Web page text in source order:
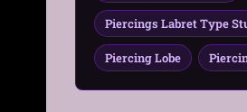
Couleur
Finition •
Hypoallergénique
Piercings Labret Type
Piercing Lobe